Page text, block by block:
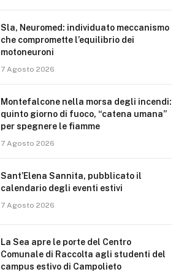
Sla, Neuromed: individuato meccanismo
che compromette l’equilibrio dei
motoneuroni
7 Agosto 2026
Montefalcone nella morsa degli incendi:
quinto giorno di fuoco, “catena umana”
per spegnere le fiamme
7 Agosto 2026
Sant’Elena Sannita, pubblicato il
calendario degli eventi estivi
7 Agosto 2026
La Sea apre le porte del Centro
Comunale di Raccolta agli studenti del
campus estivo di Campolieto